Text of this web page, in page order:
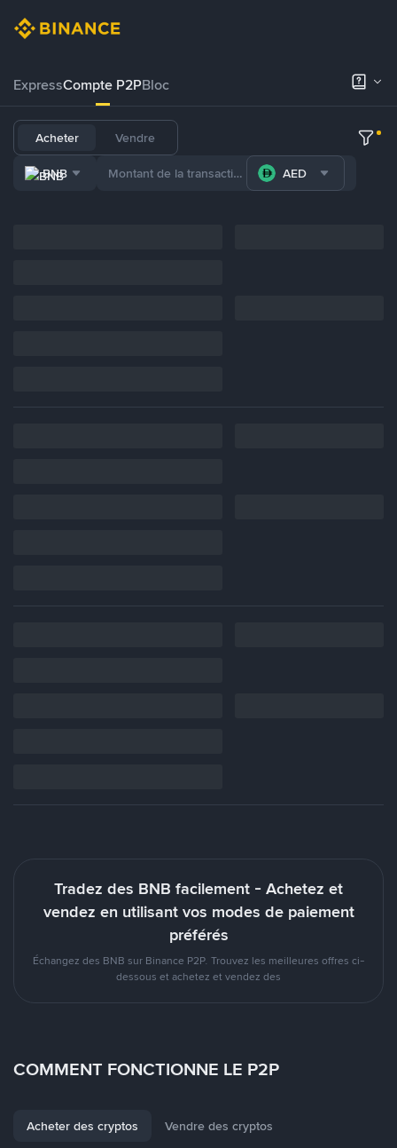
ExpressCompte P2PBloc
Acheter Vendre
BNB AED
Tradez des BNB facilement - Achetez et
vendez en utilisant vos modes de paiement
préférés
Échangez des BNB sur Binance P2P. Trouvez les meilleures offres ci-
dessous et achetez et vendez des
COMMENT FONCTIONNE LE P2P
Acheter des cryptos Vendre des cryptos